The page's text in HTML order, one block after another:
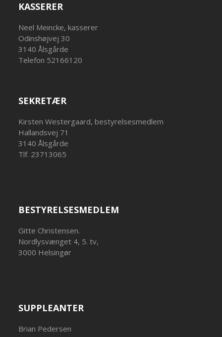
KASSERER
Neel Meincke, kasserer
Odinshøjvej 30
3140 Ålsgårde
Telefon 52166120
SEKRETÆR
Kirsten Westergaard, bestyrelsesmedlem
Hallandsvej 71
3140 Ålsgårde
Tlf. 23713065
BESTYRELSESMEDLEM
Gitte Christensen.
Nordlysvænget 4, 5. tv,
3000 Helsingør
SUPPLEANTER
Brian Pedersen